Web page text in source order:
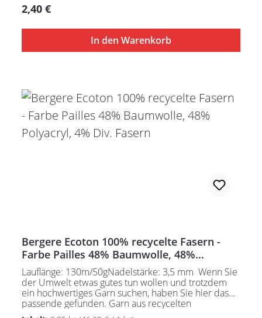
Regulärer Preis:
2,40 €
In den Warenkorb
Bergere Ecoton 100% recycelte Fasern -
Farbe Pailles 48% Baumwolle, 48%
Polyacryl, 4% Div. Fasern
Lauflänge: 130m/50gNadelstärke: 3,5 mm Wenn Sie
der Umwelt etwas gutes tun wollen und trotzdem
ein hochwertiges Garn suchen, haben Sie hier das
passende gefunden. Garn aus recycelten
Fasern! Pflegeanleitung: Waschbar bei 30°C - sehr